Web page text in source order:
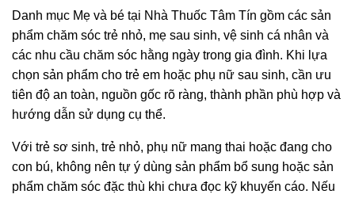
Danh mục Mẹ và bé tại Nhà Thuốc Tâm Tín gồm các sản
phẩm chăm sóc trẻ nhỏ, mẹ sau sinh, vệ sinh cá nhân và
các nhu cầu chăm sóc hằng ngày trong gia đình. Khi lựa
chọn sản phẩm cho trẻ em hoặc phụ nữ sau sinh, cần ưu
tiên độ an toàn, nguồn gốc rõ ràng, thành phần phù hợp và
hướng dẫn sử dụng cụ thể.
Với trẻ sơ sinh, trẻ nhỏ, phụ nữ mang thai hoặc đang cho
con bú, không nên tự ý dùng sản phẩm bổ sung hoặc sản
phẩm chăm sóc đặc thù khi chưa đọc kỹ khuyến cáo. Nếu